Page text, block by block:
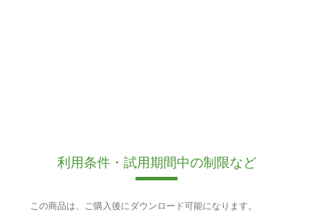
利用条件・試用期間中の制限など
この商品は、ご購入後にダウンロード可能になります。